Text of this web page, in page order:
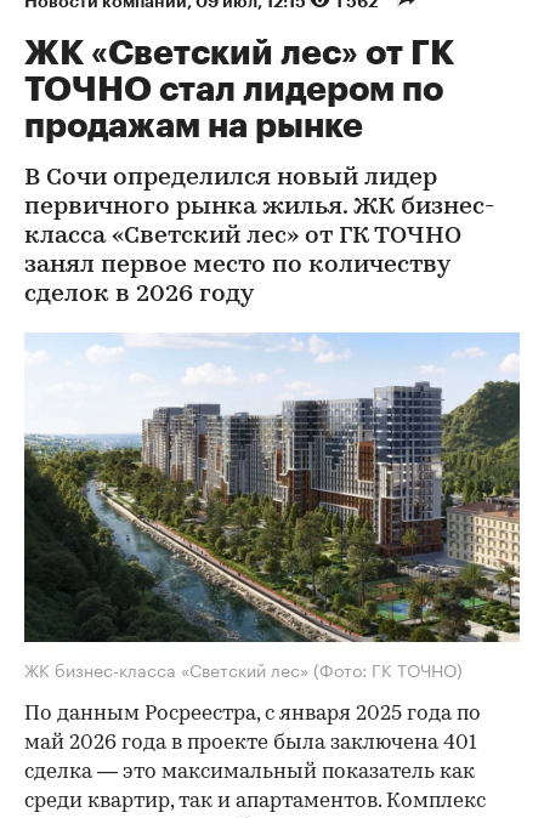
ЖК «Светский лес» от ГК
ТОЧНО стал лидером по
продажам на рынке
В Сочи определился новый лидер
первичного рынка жилья. ЖК бизнес-
класса «Светский лес» от ГК ТОЧНО
занял первое место по количеству
сделок в 2026 году
ЖК бизнес-класса «Светский лес» (Фото: ГК ТОЧНО)
По данным Росреестра, с января 2025 года по
май 2026 года в проекте была заключена 401
сделка — это максимальный показатель как
среди квартир, так и апартаментов. Комплекс